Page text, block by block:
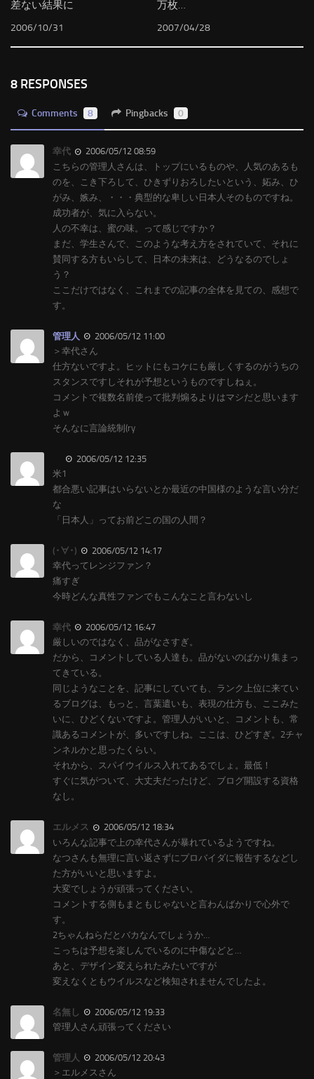
差ない結果に
2006/10/31
万枚…
2007/04/28
8 RESPONSES
Comments 8 Pingbacks 0
幸代
2006/05/12 08:59
こちらの管理人さんは、トップにいるものや、人気のあるも
のを、こき下ろして、ひきずりおろしたいという、妬み、ひ
がみ、嫉み、・・・典型的な卑しい日本人そのものですね。
成功者が、気に入らない。
人の不幸は、蜜の味。って感じですか？
まだ、学生さんで、このような考え方をされていて、それに
賛同する方もいらして、日本の未来は、どうなるのでしょ
う？
ここだけではなく、これまでの記事の全体を見ての、感想で
す。
管理人
2006/05/12 11:00
＞幸代さん
仕方ないですよ。ヒットにもコケにも厳しくするのがうちの
スタンスですしそれが予想というものですしねぇ。
コメントで複数名前使って批判煽るよりはマシだと思います
よｗ
そんなに言論統制(ry
2006/05/12 12:35
米1
都合悪い記事はいらないとか最近の中国様のような言い分だ
な
「日本人」ってお前どこの国の人間？
(･∀･)
2006/05/12 14:17
幸代ってレンジファン？
痛すぎ
今時どんな真性ファンでもこんなこと言わないし
幸代
2006/05/12 16:47
厳しいのではなく、品がなさすぎ。
だから、コメントしている人達も。品がないのばかり集まっ
てきている。
同じようなことを、記事にしていても、ランク上位に来てい
るブログは、もっと、言葉遣いも、表現の仕方も、ここみた
いに、ひどくないですよ。管理人がいいと、コメントも、常
識あるコメントが、多いですしね。ここは、ひどすぎ。2チャ
ンネルかと思ったくらい。
それから、スパイウイルス入れてあるでしょ。最低！
すぐに気がついて、大丈夫だったけど、ブログ開設する資格
なし。
エルメス
2006/05/12 18:34
いろんな記事で上の幸代さんが暴れているようですね。
なつさんも無理に言い返さずにプロバイダに報告するなどし
た方がいいと思いますよ。
大変でしょうが頑張ってください。
コメントする側もまともじゃないと言わんばかりで心外で
す。
2ちゃんねらだとバカなんでしょうか…
こっちは予想を楽しんでいるのに中傷などと…
あと、デザイン変えられたみたいですが
変えなくともウイルスなど検知されませんでしたよ。
名無し
2006/05/12 19:33
管理人さん頑張ってください
管理人
2006/05/12 20:43
＞エルメスさん